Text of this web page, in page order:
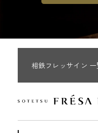
相鉄フレッサイン